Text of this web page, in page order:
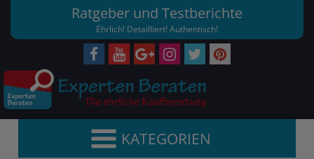
Ratgeber und Testberichte
Ehrlich! Detailliert! Authentisch!
KATEGORIEN